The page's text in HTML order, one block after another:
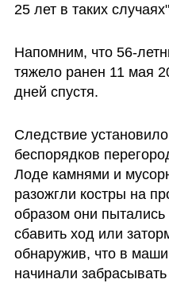
25 лет в таких
Напомним, что 56-
тяжело ранен 11 мая
дней спустя.
Следствие
беспорядков
Лоде камнями и
разожгли костры на
образом они пытались
сбавить ход или
обнаружив, что в
начинали